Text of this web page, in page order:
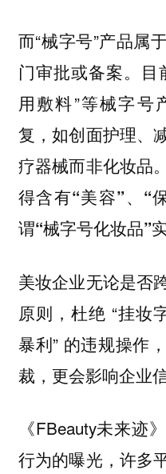
而“械字号”产品属
门审批或备案。目
用敷料”等械字号
复，如创面护理、
疗器械而非化妆品。
得含有“美容”、“
谓“械字号化妆品”
美妆企业无论是否
原则，杜绝 “挂妆
暴利” 的违规操作
裁，更会影响企业信
《FBeauty未来迹
行为的曝光，许多